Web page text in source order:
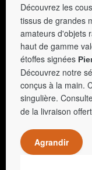
Découvrez les
tissus de grandes
amateurs d'objets
haut de gamme
étoffes signées
Découvrez notre
conçus à la main.
singulière.
de la livraison
Agrandir